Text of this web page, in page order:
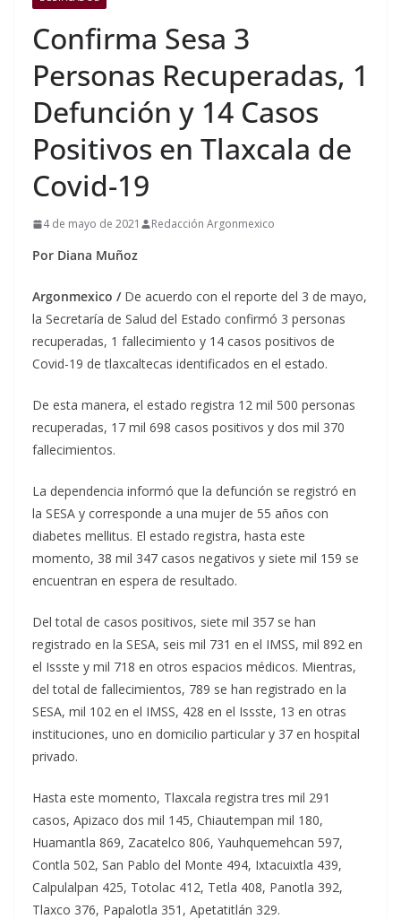
Confirma Sesa 3
Personas Recuperadas, 1
Defunción y 14 Casos
Positivos en Tlaxcala de
Covid-19
4 de mayo de 2021 Redacción Argonmexico
Por Diana Muñoz
Argonmexico /De acuerdo con el reporte del 3 de mayo,
la Secretaría de Salud del Estado confirmó 3 personas
recuperadas, 1 fallecimiento y 14 casos positivos de
Covid-19 de tlaxcaltecas identificados en el estado.
De esta manera, el estado registra 12 mil 500 personas
recuperadas, 17 mil 698 casos positivos y dos mil 370
fallecimientos.
La dependencia informó que la defunción se registró en
la SESA y corresponde a una mujer de 55 años con
diabetes mellitus. El estado registra, hasta este
momento, 38 mil 347 casos negativos y siete mil 159 se
encuentran en espera de resultado.
Del total de casos positivos, siete mil 357 se han
registrado en la SESA, seis mil 731 en el IMSS, mil 892 en
el Issste y mil 718 en otros espacios médicos. Mientras,
del total de fallecimientos, 789 se han registrado en la
SESA, mil 102 en el IMSS, 428 en el Issste, 13 en otras
instituciones, uno en domicilio particular y 37 en hospital
privado.
Hasta este momento, Tlaxcala registra tres mil 291
casos, Apizaco dos mil 145, Chiautempan mil 180,
Huamantla 869, Zacatelco 806, Yauhquemehcan 597,
Contla 502, San Pablo del Monte 494, Ixtacuixtla 439,
Calpulalpan 425, Totolac 412, Tetla 408, Panotla 392,
Tlaxco 376, Papalotla 351, Apetatitlán 329.